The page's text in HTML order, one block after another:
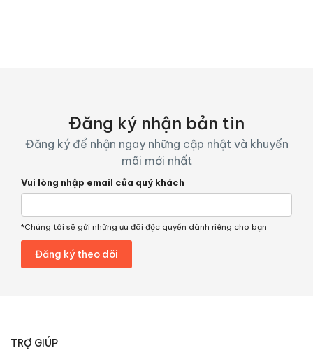
Đăng ký nhận bản tin
Đăng ký để nhận ngay những cập nhật và khuyến
mãi mới nhất
Vui lòng nhập email của quý khách
*Chúng tôi sẽ gửi những ưu đãi độc quyền dành riêng cho bạn
TRỢ GIÚP